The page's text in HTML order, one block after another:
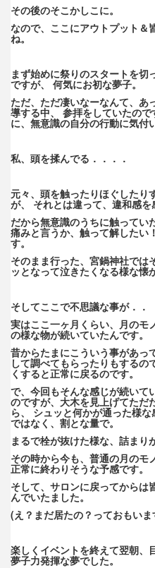
その後のそこかしこに。
なので、ここにアウトプット＆
ね。
まず始めに祭りのスタートを切
ですが、 何気にお初な夢子。
ただ、ただ凄いなーなんて、あ
導する中、 参拝をしていたの
に、無意識の自分の行動に気付
私、頭を揉んでる．．．．
元々、頭を触ったりほぐしたり
が、 それとは違って、違和感を
だから無意識のうちに触ってい
痛みと言うか、触って解したい
す。
そのまま行った、宮鍋神社では
ッとなって泣きたくなる様な懐
そしてここで不思議な事が．．
実はここ一ヶ月くらい、月のモ
の様な物が続いていたんです。
昔からたまにこういう事があっ
して調べてもらったりもするの
くすると正常に戻るのです。
で、今回もそんな感じが続いて
のですが、大木を見上げてただ
ら、 シュッと何かが通った様
ではなく、割とな量で。
まるで栓が抜けた様な、詰まり
その時から今も、普通の月のモ
正常に終わりそうな予感です。
そして、サロンに戻ってからは
んでいたました。
(え？まだ居たの？っておもい
楽しくイベントを終えて翌朝、
夢子力発揮な夢でした。